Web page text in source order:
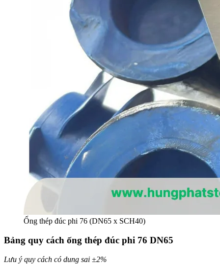
Ống thép đúc phi 76 (DN65 x SCH40)
Bảng quy cách ống thép đúc phi 76 DN65
Lưu ý quy cách có dung sai ±2%